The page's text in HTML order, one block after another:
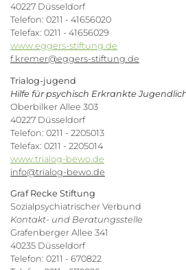
40227 Düsseldorf
Telefon: 0211 - 41656020
Telefax: 0211 - 41656029
www.eggers-stiftung.de
f.kremer@eggers-stiftung.de
Trialog-jugend
Hilfe für psychisch Erkrankte
Oberbilker Allee 303
40227 Düsseldorf
Telefon: 0211 - 2205013
Telefax: 0211 - 2205014
www.trialog-bewo.de
info@trialog-bewo.de
Graf Recke Stiftung
Sozialpsychiatrischer Verbund
Kontakt- und Beratungsstelle
Grafenberger Allee 341
40235 Düsseldorf
Telefon: 0211 - 670822